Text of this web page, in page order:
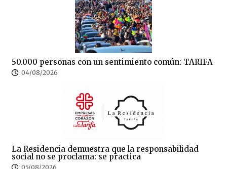
50.000 personas con un sentimiento común: TARIFA
04/08/2026
La Residencia demuestra que la responsabilidad
social no se proclama: se practica
05/08/2026